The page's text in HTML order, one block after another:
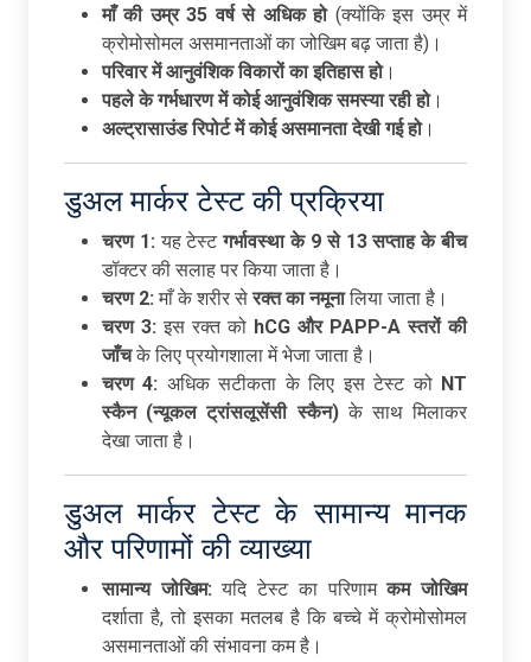
माँकीउम्र 35वर्षसे अधिकहो(क्योंकि इस उम्र में
क्रोमोसोमल असमानताओं का जोखिम बढ़ जाता है)।
परिवारमेंआनुवंशिकविकारोंकाइतिहासहो।
पहलेकेगर्भधारणमेंकोईआनुवंशिकसमस्यारहीहो।
अल्ट्रासाउंडरिपोर्टमेंकोईअसमानतादेखीगईहो।
डुअल मार्कर टेस्ट की प्रक्रिया
चरण 1: यह टेस्टगर्भावस्थाके 9से 13सप्ताहकेबीच
डॉक्टर की सलाह पर किया जाता है।
चरण 2: माँ के शरीर सेरक्तकानमूनालिया जाता है।
चरण 3: इस रक्त को hCG और PAPP-Aस्तरोंकी
जाँचके लिए प्रयोगशाला में भेजा जाता है।
चरण 4: अधिक सटीकता के लिए इस टेस्ट को NT
स्कैन (न्यूकलट्रांसलूसेंसीस्कैन)के साथ मिलाकर
देखा जाता है।
डुअल मार्कर टेस्ट के सामान्य मानक
और परिणामों की व्याख्या
सामान्यजोखिम: यदि टेस्ट का परिणामकमजोखिम
दर्शाता है, तो इसका मतलब है कि बच्चे में क्रोमोसोमल
असमानताओं की संभावना कम है।